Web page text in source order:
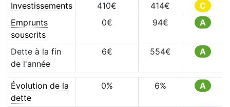
Investissements 410€ 414€
C
Emprunts
souscrits
0€ 94€ A
Dette à la fin
de l'année
6€ 554€ A
Évolution de la
dette
0% 6% A